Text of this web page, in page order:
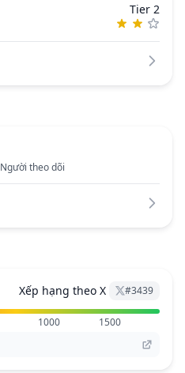
Tier 2
Người theo dõi
Xếp hạng theo X #3439
1000
1500